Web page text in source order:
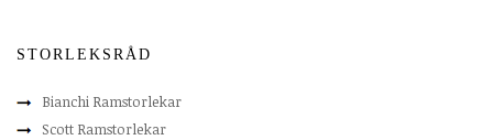
STORLEKSRÅD
Bianchi Ramstorlekar
Scott Ramstorlekar